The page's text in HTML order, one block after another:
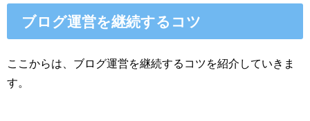
ブログ運営を継続するコツ
ここからは、ブログ運営を継続するコツを紹介していきま
す。